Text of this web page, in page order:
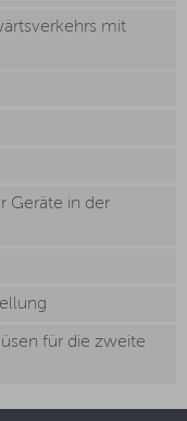
mit
Geräte in der
für die zweite